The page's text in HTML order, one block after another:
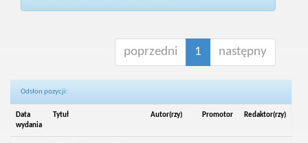
poprzedni 1 następny
Odsłon pozycji:
Data
wydania
Tytuł Autor(rzy) Promotor Redaktor(rzy)